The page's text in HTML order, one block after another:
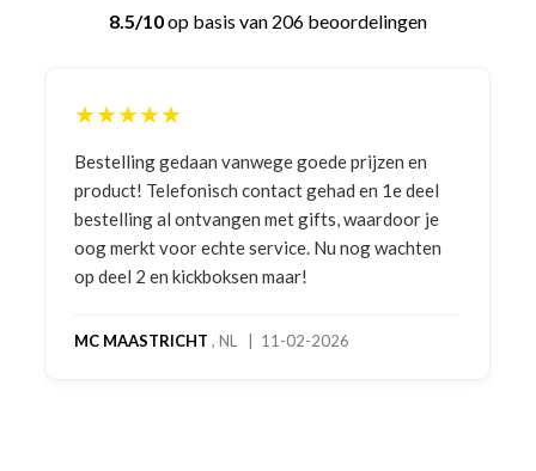
8.5/10op basis van 206 beoordelingen
★★★★★
Bestelling gedaan vanwege goede prijzen en
product! Telefonisch contact gehad en 1e deel
bestelling al ontvangen met gifts, waardoor je
oog merkt voor echte service. Nu nog wachten
op deel 2 en kickboksen maar!
MC MAASTRICHT , NL | 11-02-2026